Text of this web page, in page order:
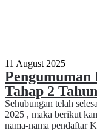
11 August 2025
Pengumuman
Tahap 2
Sehubungan telah
2025 , maka berikut
nama-nama pendaftar